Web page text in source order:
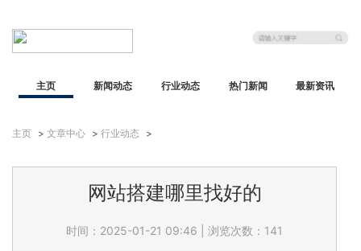
主页 新闻动态 行业动态 热门新闻 最新资讯
主页 > 文章中心 > 行业动态 >
网站搭建哪里找好的
时间：2025-01-21 09:46 浏览次数：141